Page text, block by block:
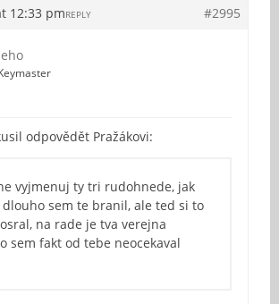
12:33 pm #2995
REPLY
odpovědět Pražákovi:
vyjmenuj ty tri rudohnede, jak
dlouho sem te branil, ale ted si to
na rade je tva verejna
sem fakt od tebe neocekaval